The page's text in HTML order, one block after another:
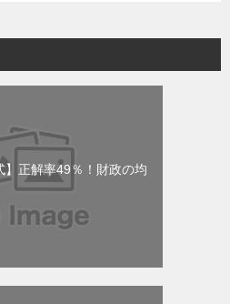
】正解率49％！財政の均